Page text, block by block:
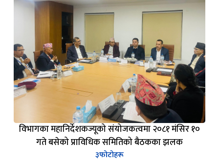
विभागका महानिर्देशकज्यूको संयोजकत्वमा २०८१ मंसिर १०
गते बसेको प्राविधिक समितिको बैठकका झलक
३फोटोहरू